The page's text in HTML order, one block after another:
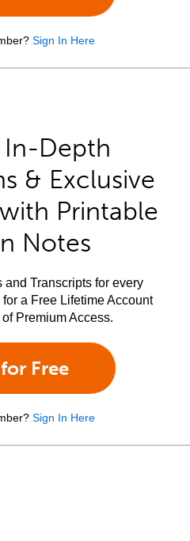
Sign In Here
Depth
& Exclusive
Printable
Notes
Transcripts for every
a Free Lifetime Account
Premium Access.
Free
Sign In Here